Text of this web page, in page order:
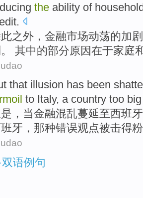
the ability of
.
之外 ， 金融市场动荡的加剧
。 其中的部分原因在于家庭
that illusion has been
to Italy, a country too big
，当金融混乱蔓延至西班牙
牙 ，那种错误观点被击得
语例句